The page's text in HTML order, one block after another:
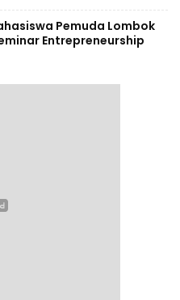
Pemuda Lombok
Entrepreneurship